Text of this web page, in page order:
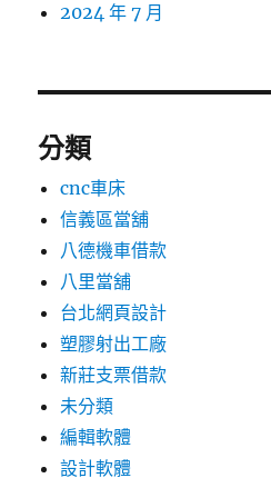
2024 年 7 月
分類
cnc車床
信義區當舖
八德機車借款
八里當舖
台北網頁設計
塑膠射出工廠
新莊支票借款
未分類
編輯軟體
設計軟體